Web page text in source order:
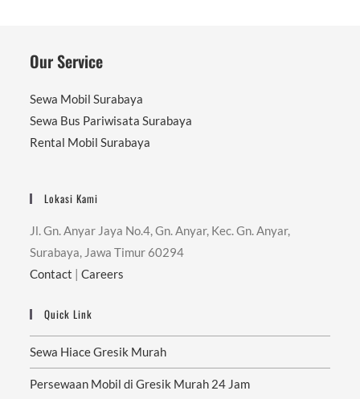
Our Service
Sewa Mobil Surabaya
Sewa Bus Pariwisata Surabaya
Rental Mobil Surabaya
Lokasi Kami
Jl. Gn. Anyar Jaya No.4, Gn. Anyar, Kec. Gn. Anyar,
Surabaya, Jawa Timur 60294
Contact |Careers
Quick Link
Sewa Hiace Gresik Murah
Persewaan Mobil di Gresik Murah 24 Jam